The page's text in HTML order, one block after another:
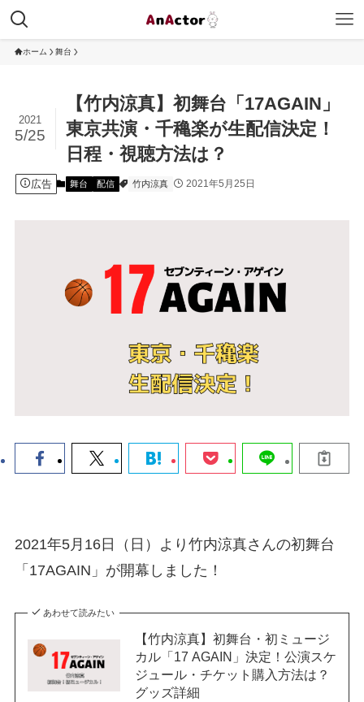
ホーム 舞台
【竹内涼真】初舞台「17AGAIN」
東京共演・千穐楽が生配信決定！
日程・視聴方法は？
2021
5/25
広告 舞台 配信 竹内涼真 2021年5月25日
2021年5月16日（日）より竹内涼真さんの初舞台
「17AGAIN」が開幕しました！
あわせて読みたい
【竹内涼真】初舞台・初ミュージ
カル「17 AGAIN」決定！公演スケ
ジュール・チケット購入方法は？
グッズ詳細